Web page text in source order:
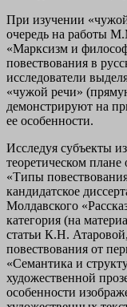
При изучении
очередь на работы
«Марксизм и
повествования в
исследователи
«чужой речи»
демонстрируют на
ее особенности.
Исследуя субъекты
теоретическом
«Типы
кандидатское
Молдавского
категория (на
статьи К.Н.
повествования от
«Семантика и
художественной
особенности